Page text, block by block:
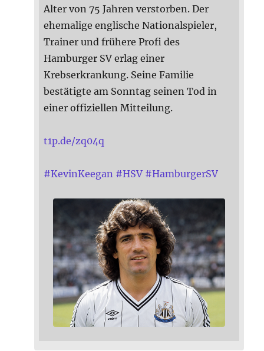
Alter von 75 Jahren verstorben. Der
ehemalige englische Nationalspieler,
Trainer und frühere Profi des
Hamburger SV erlag einer
Krebserkrankung. Seine Familie
bestätigte am Sonntag seinen Tod in
einer offiziellen Mitteilung.
t1p.de/zq04q
#KevinKeegan #HSV #HamburgerSV